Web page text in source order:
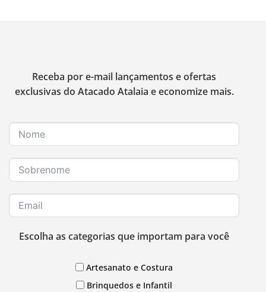
Receba por e-mail lançamentos e ofertas
exclusivas do Atacado Atalaia e economize mais.
Escolha as categorias que importam para você
Artesanato e Costura
Brinquedos e Infantil